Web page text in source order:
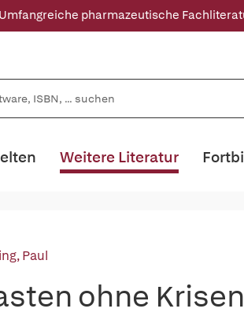
pharmazeutische
Weitere Literatur
Paul
ohne Krisen